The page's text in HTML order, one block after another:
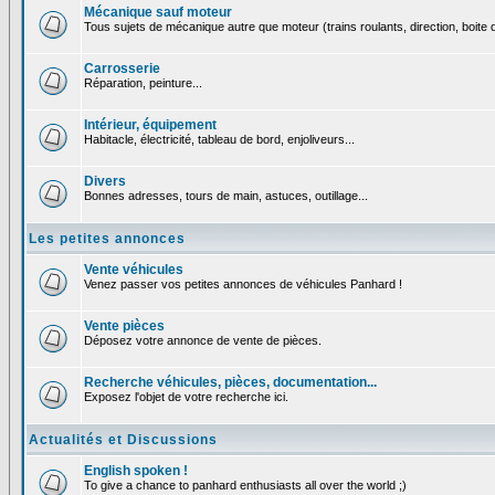
Mécanique sauf moteur
Tous sujets de mécanique autre que moteur (trains roulants, direction, boite
Carrosserie
Réparation, peinture...
Intérieur, équipement
Habitacle, électricité, tableau de bord, enjoliveurs...
Divers
Bonnes adresses, tours de main, astuces, outillage...
Les petites annonces
Vente véhicules
Venez passer vos petites annonces de véhicules Panhard !
Vente pièces
Déposez votre annonce de vente de pièces.
Recherche véhicules, pièces, documentation...
Exposez l'objet de votre recherche ici.
Actualités et Discussions
English spoken !
To give a chance to panhard enthusiasts all over the world ;)